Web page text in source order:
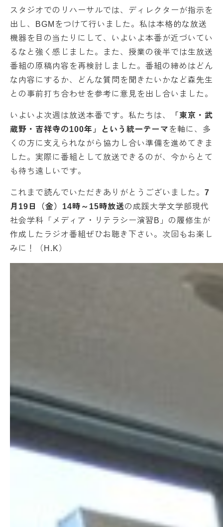
スタジオでのリハーサルでは、ディレクターが指示を
出し、BGMをつけて行いました。私は本格的な放送
機器を目の当たりにして、いよいよ本番が近づいてい
るなと強く感じました。また、授業の後半では生放送
番組の原稿内容を再検討しました。番組の締めはどん
な内容にするか、どんな質問を聞きたいかなど森先生
との事前打ち合わせを参考に意見を出し合いました。
いよいよ次週は放送本番です。私たちは、
「東京・武
蔵野・吉祥寺の100年」という統一テーマ を軸に、多
くの方に支えられながら協力し合い準備を進めてきま
した。実際に番組として放送できるのが、今からとて
も待ち遠しいです。
これまで読んでいただきありがとうございました。 7
月19日（金）14時～15時放送の成蹊大学文学部現代
社会学科「メディア・リテラシー演習B」の履修生が
作成したラジオ番組ぜひお聴き下さい。次回もお楽し
みに！（H.K）